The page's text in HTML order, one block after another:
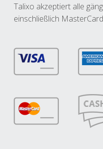
Talixo akzeptiert alle
einschließlich